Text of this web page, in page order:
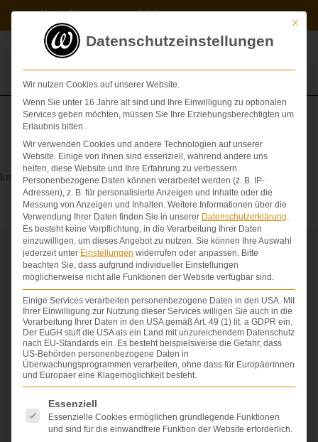
springen
Kontakt Videos
septisch
keimbehaftet, verseucht mit Keimen
Über die Schmerzensgeld-Spezialisten
Seit über 25 Jahren vertreten wir als Fachanwälte
ausschließlich Geschädigte bei schweren
Personenschäden. Wir verfügen über ausgewiesene
Erfahrung im Arzthaftungsrecht, bei Unfallfolgen und
bei der Durchsetzung von Schmerzensgeld- und
Schadensersatzansprüchen.Ihr Recht steht für uns
im Mittelpunkt.
Mehr erfahren:
Unsere Kanzlei
Mit
Datenschutzeinstellungen
Wir nutzen Cookies auf unserer Website.
Wenn Sie unter 16 Jahre alt sind und Ihre Einwilligung zu optionalen
Services geben möchten, müssen Sie Ihre Erziehungsberechtigten um
Erlaubnis bitten.
Wir verwenden Cookies und andere Technologien auf unserer
Website. Einige von ihnen sind essenziell, während andere uns
helfen, diese Website und Ihre Erfahrung zu verbessern.
Personenbezogene Daten können verarbeitet werden (z. B. IP-
Adressen), z. B. für personalisierte Anzeigen und Inhalte oder die
Messung von Anzeigen und Inhalten. Weitere Informationen über die
Verwendung Ihrer Daten finden Sie in unserer Datenschutzerklärung.
Es besteht keine Verpflichtung, in die Verarbeitung Ihrer Daten
einzuwilligen, um dieses Angebot zu nutzen. Sie können Ihre Auswahl
jederzeit unter Einstellungen widerrufen oder anpassen. Bitte
beachten Sie, dass aufgrund individueller Einstellungen
möglicherweise nicht alle Funktionen der Website verfügbar sind.
Einige Services verarbeiten personenbezogene Daten in den USA. Mit
Ihrer Einwilligung zur Nutzung dieser Services willigen Sie auch in die
Verarbeitung Ihrer Daten in den USA gemäß Art. 49 (1) lit. a GDPR ein.
Der EuGH stuft die USA als ein Land mit unzureichendem Datenschutz
nach EU-Standards ein. Es besteht beispielsweise die Gefahr, dass
US-Behörden personenbezogene Daten in
Überwachungsprogrammen verarbeiten, ohne dass für Europäerinnen
und Europäer eine Klagemöglichkeit besteht.
Es folgt eine Liste der Service-Gruppen, für die eine
Essenziell
Essenzielle Cookies ermöglichen grundlegende Funktionen
und sind für die einwandfreie Funktion der Website erforderlich.